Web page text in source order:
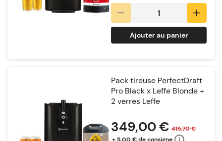
Ajouter au panier
Pack tireuse PerfectDraft
Pro Black x Leffe Blonde +
2 verres Leffe
349,00 € 415,70 €
+ 5,00 € de consigne